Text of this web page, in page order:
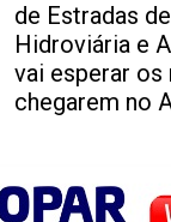
de Estradas
Hidroviária e
vai esperar os
chegarem no